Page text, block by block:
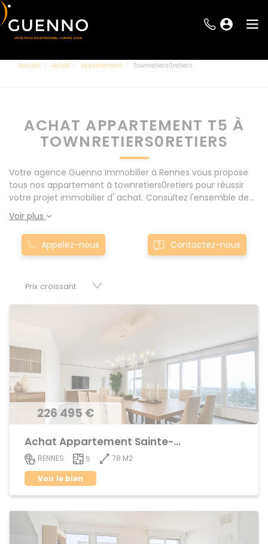
Accueil Achat Appartement Townretiers0retiers
ACHAT APPARTEMENT T5 À
TOWNRETIERS0RETIERS
Votre agence Guenno Immobilier à Rennes vous propose
tous nos appartement à townretiers0retiers pour réussir
votre projet immobilier d' achat. Consultez l'ensemble de
nos offres à Rennes mais également aux alentours : Le
Rheu, Pacé, Montgermont... Nos appartement T5 à
townretiers0retiers sont proposés au meilleur prix du
marché pour permettre au plus grand nombre de réussir
appartements, maisons, immeubles, terrains et murs.
Voir plus
Appelez-nous Contactez-nous
226 495 €
Achat Appartement Sainte-Thérèse
RENNES 5
78 M2
Voir le bien